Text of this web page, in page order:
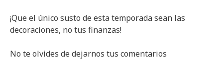
¡Que el único susto de esta temporada sean las
decoraciones, no tus finanzas!
No te olvides de dejarnos tus comentarios